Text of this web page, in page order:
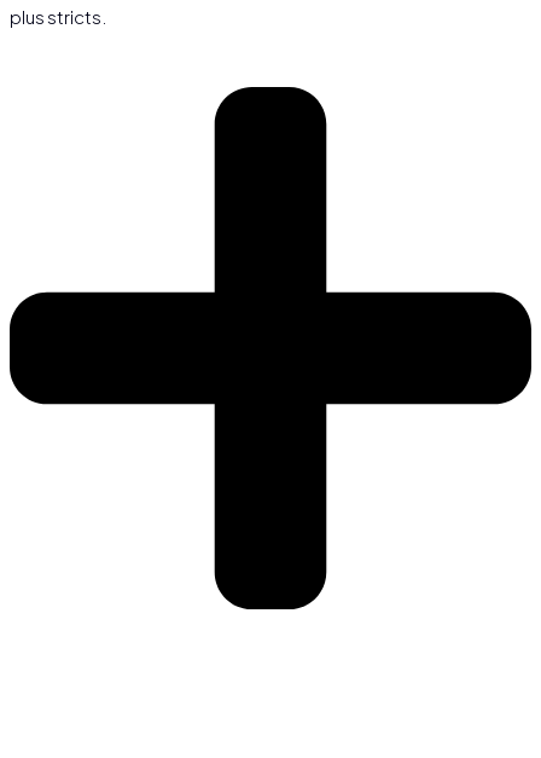
plus stricts.